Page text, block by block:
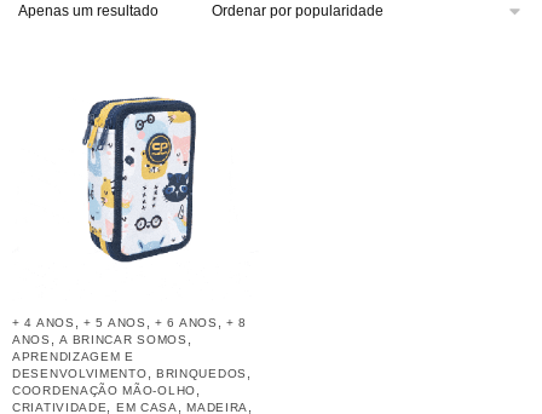
Apenas um resultado
+ 4 ANOS ,+ 5 ANOS ,+ 6 ANOS ,+ 8
ANOS
,A BRINCAR SOMOS
APRENDIZAGEM E
DESENVOLVIMENTO
BRINQUEDOS
COORDENAÇÃO MÃO-OLHO
CRIATIVIDADE EM CASA ,MADEIRA